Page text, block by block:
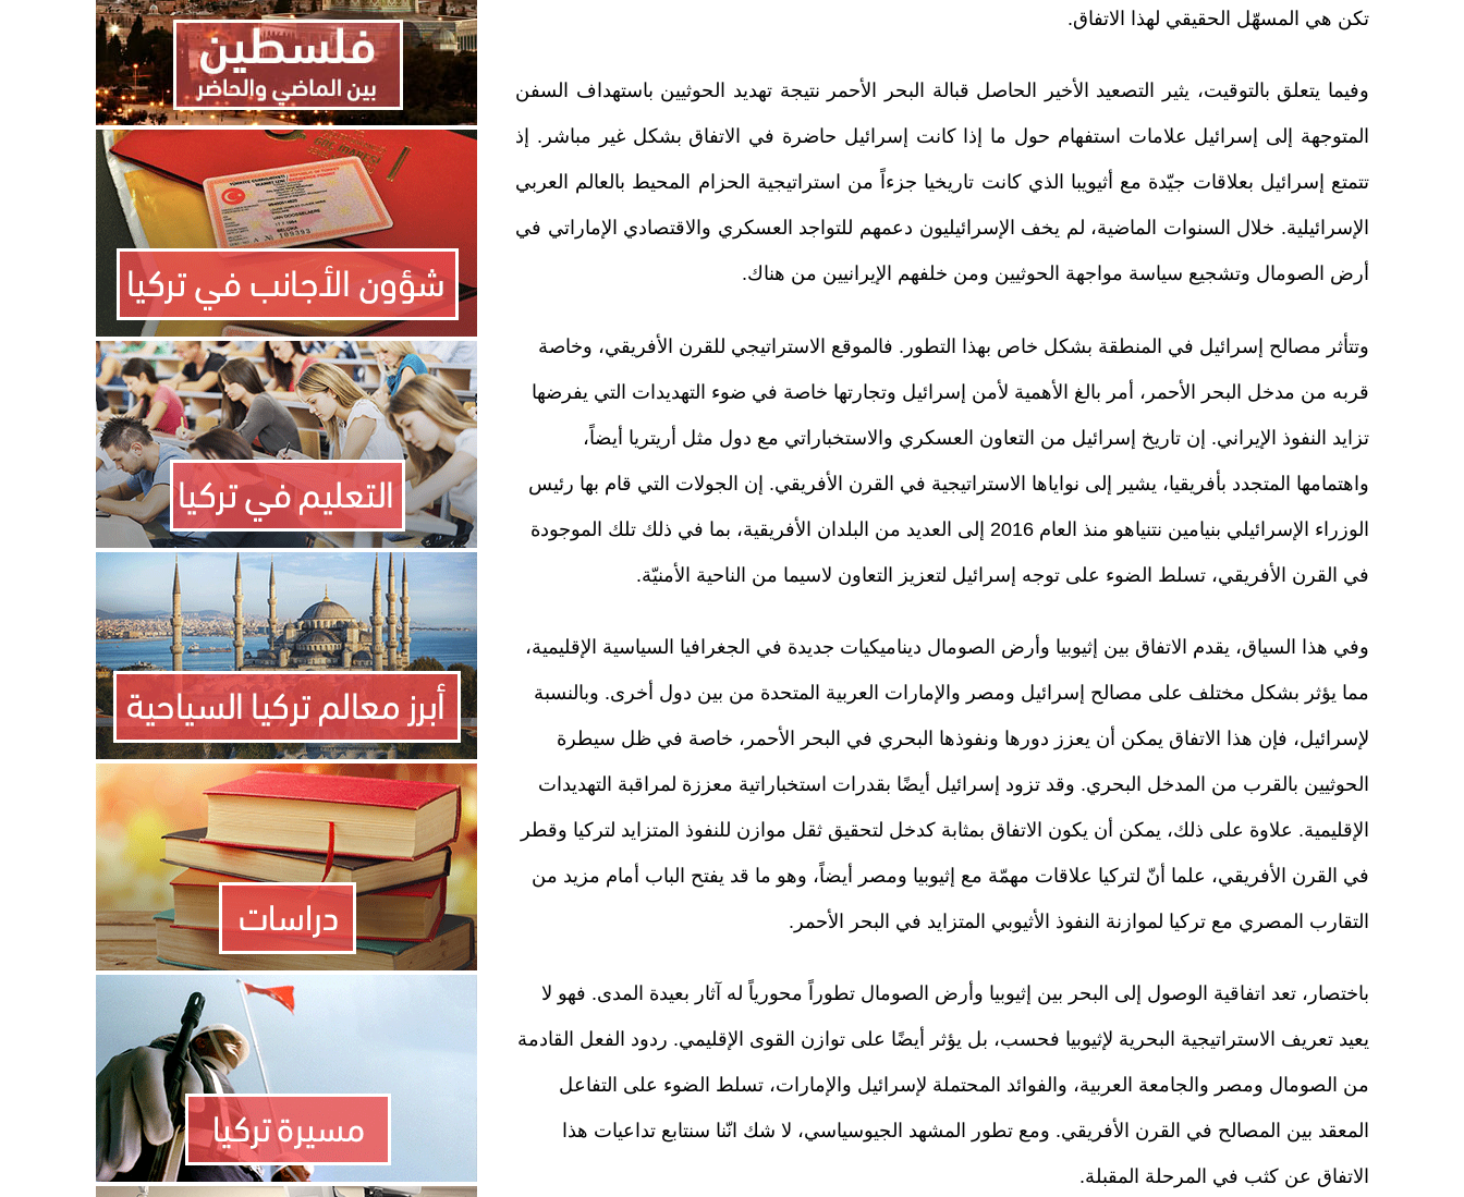
تكن هي المسهّل الحقيقي لهذا الاتفاق.
وفيما يتعلق بالتوقيت، يثير التصعيد الأخير الحاصل قبالة البحر الأحمر نتيجة تهديد الحوثيين باستهداف السفن
المتوجهة إلى إسرائيل علامات استفهام حول ما إذا كانت إسرائيل حاضرة في الاتفاق بشكل غير مباشر. إذ
تتمتع إسرائيل بعلاقات جيّدة مع أثيويبا الذي كانت تاريخيا جزءاً من استراتيجية الحزام المحيط بالعالم العربي
الإسرائيلية. خلال السنوات الماضية، لم يخف الإسرائيليون دعمهم للتواجد العسكري والاقتصادي الإماراتي في
أرض الصومال وتشجيع سياسة مواجهة الحوثيين ومن خلفهم الإيرانيين من هناك.
وتتأثر مصالح إسرائيل في المنطقة بشكل خاص بهذا التطور. فالموقع الاستراتيجي للقرن الأفريقي، وخاصة
قربه من مدخل البحر الأحمر، أمر بالغ الأهمية لأمن إسرائيل وتجارتها خاصة في ضوء التهديدات التي يفرضها
تزايد النفوذ الإيراني. إن تاريخ إسرائيل من التعاون العسكري والاستخباراتي مع دول مثل أريتريا أيضاً،
واهتمامها المتجدد بأفريقيا، يشير إلى نواياها الاستراتيجية في القرن الأفريقي. إن الجولات التي قام بها رئيس
الوزراء الإسرائيلي بنيامين نتنياهو منذ العام 2016 إلى العديد من البلدان الأفريقية، بما في ذلك تلك الموجودة
في القرن الأفريقي، تسلط الضوء على توجه إسرائيل لتعزيز التعاون لاسيما من الناحية الأمنيّة.
وفي هذا السياق، يقدم الاتفاق بين إثيوبيا وأرض الصومال ديناميكيات جديدة في الجغرافيا السياسية الإقليمية،
مما يؤثر بشكل مختلف على مصالح إسرائيل ومصر والإمارات العربية المتحدة من بين دول أخرى. وبالنسبة
لإسرائيل، فإن هذا الاتفاق يمكن أن يعزز دورها ونفوذها البحري في البحر الأحمر، خاصة في ظل سيطرة
الحوثيين بالقرب من المدخل البحري. وقد تزود إسرائيل أيضًا بقدرات استخباراتية معززة لمراقبة التهديدات
الإقليمية. علاوة على ذلك، يمكن أن يكون الاتفاق بمثابة كدخل لتحقيق ثقل موازن للنفوذ المتزايد لتركيا وقطر
في القرن الأفريقي، علما أنّ لتركيا علاقات مهمّة مع إثيوبيا ومصر أيضاً، وهو ما قد يفتح الباب أمام مزيد من
التقارب المصري مع تركيا لموازنة النفوذ الأثيوبي المتزايد في البحر الأحمر.
باختصار، تعد اتفاقية الوصول إلى البحر بين إثيوبيا وأرض الصومال تطوراً محورياً له آثار بعيدة المدى. فهو لا
يعيد تعريف الاستراتيجية البحرية لإثيوبيا فحسب، بل يؤثر أيضًا على توازن القوى الإقليمي. ردود الفعل القادمة
من الصومال ومصر والجامعة العربية، والفوائد المحتملة لإسرائيل والإمارات، تسلط الضوء على التفاعل
المعقد بين المصالح في القرن الأفريقي. ومع تطور المشهد الجيوسياسي، لا شك انّنا سنتابع تداعيات هذا
الاتفاق عن كثب في المرحلة المقبلة.